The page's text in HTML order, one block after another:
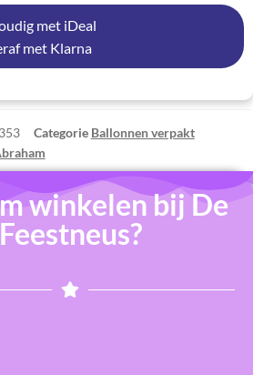
met iDeal
met Klarna
Categorie Ballonnen verpakt
winkelen bij De
Feestneus?